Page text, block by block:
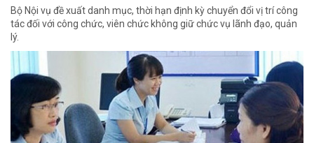
Bộ Nội vụ đề xuất danh mục, thời hạn định kỳ chuyển đổi vị trí công
tác đối với công chức, viên chức không giữ chức vụ lãnh đạo, quản
lý.